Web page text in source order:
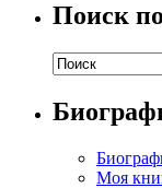
Поиск
Моя